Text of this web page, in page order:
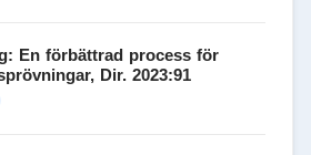
En förbättrad process för
Dir. 2023:91